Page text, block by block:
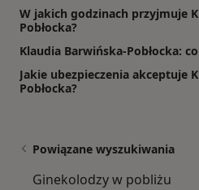
W jakich godzinach przyjmuje
Pobłocka?
Klaudia Barwińska-Pobłocka:
Jakie ubezpieczenia akceptuje
Pobłocka?
Powiązane wyszukiwania
Ginekolodzy w pobliżu